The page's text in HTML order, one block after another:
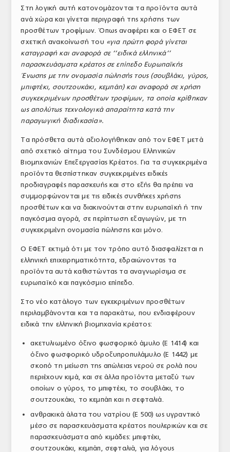
Στη λογική αυτή κατονομάζονται τα προϊόντα αυτά
ανά χώρα και γίνεται περιγραφή της χρήσης των
προσθέτων τροφίμων. Όπως αναφέρει και ο ΕΦΕΤ σε
σχετική ανακοίνωσή του «για πρώτη φορά γίνεται
καταγραφή και αναφορά σε ‘‘ειδικά ελληνικά’’
παρασκευάσματα κρέατος σε επίπεδο Ευρωπαϊκής
Ένωσης με την ονομασία πώλησής τους (σουβλάκι, γύρος,
μπιφτέκι, σουτζουκάκι, κεμπάπ) και αναφορά σε χρήση
συγκεκριμένων προσθέτων τροφίμων, τα οποία κρίθηκαν
ως απολύτως τεχνολογικά απαραίτητα κατά την
παραγωγική διαδικασία».
Τα πρόσθετα αυτά αξιολογήθηκαν από τον ΕΦΕΤ μετά
από σχετικό αίτημα του Συνδέσμου Ελληνικών
Βιομηχανιών Επεξεργασίας Κρέατος. Για τα συγκεκριμένα
προϊόντα θεσπίστηκαν συγκεκριμένες ειδικές
προδιαγραφές παρασκευής και στο εξής θα πρέπει να
συμμορφώνονται με τις ειδικές συνθήκες χρήσης
προσθέτων και να διακινούνται στην ευρωπαϊκή ή την
παγκόσμια αγορά, σε περίπτωση εξαγωγών, με τη
συγκεκριμένη ονομασία πώλησης και μόνο.
Ο ΕΦΕΤ εκτιμά ότι με τον τρόπο αυτό διασφαλίζεται η
ελληνική επιχειρηματικότητα, εδραιώνοντας τα
προϊόντα αυτά καθιστώντας τα αναγνωρίσιμα σε
ευρωπαϊκό και παγκόσμιο επίπεδο.
Στο νέο κατάλογο των εγκεκριμένων προσθέτων
περιλαμβάνονται και τα παρακάτω, που ενδιαφέρουν
ειδικά την ελληνική βιομηχανία κρέατος:
ακετυλιωμένο όξινο φωσφορικό άμυλο (Ε 1414) και
όξινο φωσφορικό υδροξυπροπυλάμυλο (Ε 1442) με
σκοπό τη μείωση της απώλειας νερού σε ρολά που
περιέχουν κιμά, και σε άλλα προϊόντα μεταξύ των
οποίων ο γύρος, το μπιφτέκι, το σουβλάκι, το
σουτζουκάκι, το κεμπάπ και η σεφταλιά.
ανθρακικά άλατα του νατρίου (Ε 500) ως υγραντικό
μέσο σε παρασκευάσματα κρέατος πουλερικών και σε
παρασκευάσματα από κιμάδες: μπιφτέκι,
σουτζουκάκι, κεμπάπ, σεφταλιά, για λόγους